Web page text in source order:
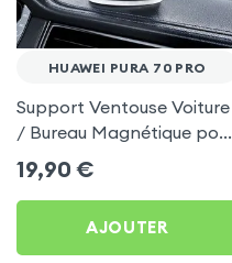
HUAWEI PURA 70 PRO
Support Ventouse Voiture
/ Bureau Magnétique pour
Huawei Pura 70 Pro
19,90 €
AJOUTER